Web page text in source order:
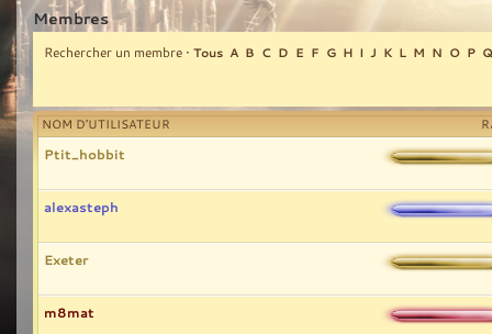
Membres
Rechercher un membre • Tous A B C D E F G H I J K L M N O P Q
NOM D’UTILISATEUR
Ptit_hobbit
alexasteph
Exeter
m8mat